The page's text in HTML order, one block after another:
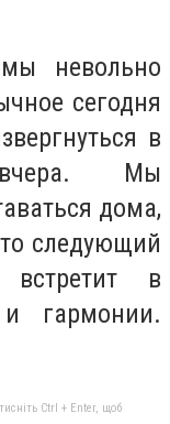
невольно
сегодня
в
Мы
дома,
следующий
в
гармонии.
Ctrl + Enter, щоб